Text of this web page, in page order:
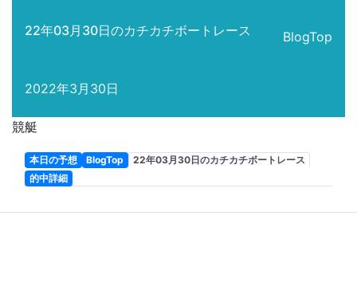
22年03月30日のカチカチボートレース BlogTop
2022年3月30日
競艇
本日の予想 BlogTop
22年03月30日のカチカチボートレース
的中詳細